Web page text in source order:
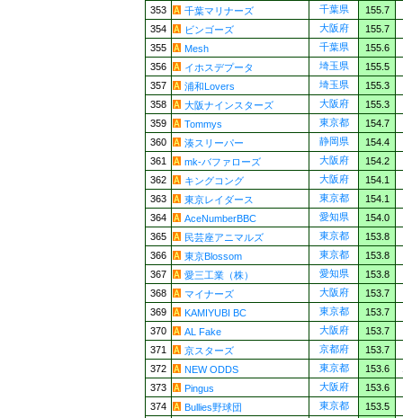
353
千葉マリナーズ 千葉県
155.7
354
ビンゴーズ 大阪府
155.7
355
Mesh 千葉県
155.6
356
イホスデプータ 埼玉県
155.5
357
浦和Lovers 埼玉県
155.3
358
大阪ナインスターズ 大阪府
155.3
359
Tommys 東京都
154.7
360
湊スリーパー 静岡県
154.4
361
mk-バファローズ 大阪府
154.2
362
キングコング 大阪府
154.1
363
東京レイダース 東京都
154.1
364
AceNumberBBC 愛知県
154.0
365
民芸座アニマルズ 東京都
153.8
366
東京Blossom 東京都
153.8
367
愛三工業（株） 愛知県
153.8
368
マイナーズ 大阪府
153.7
369
KAMIYUBI BC 東京都
153.7
370
AL Fake 大阪府
153.7
371
京スターズ 京都府
153.7
372
NEW ODDS 東京都 153.6
373
Pingus 大阪府
153.6
374
Bullies野球団 東京都
153.5